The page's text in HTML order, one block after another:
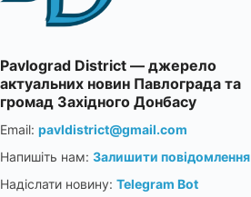
Pavlograd District — джерело
актуальних новин Павлограда та
громад Західного Донбасу
Email: pavldistrict@gmail.com
Напишіть нам: Залишити повідомлення
Надіслати новину: Telegram Bot